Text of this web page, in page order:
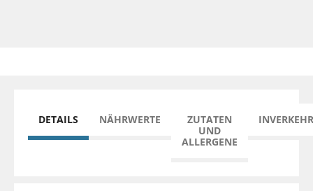
DETAILS NÄHRWERTE
ZUTATEN
UND
ALLERGENE